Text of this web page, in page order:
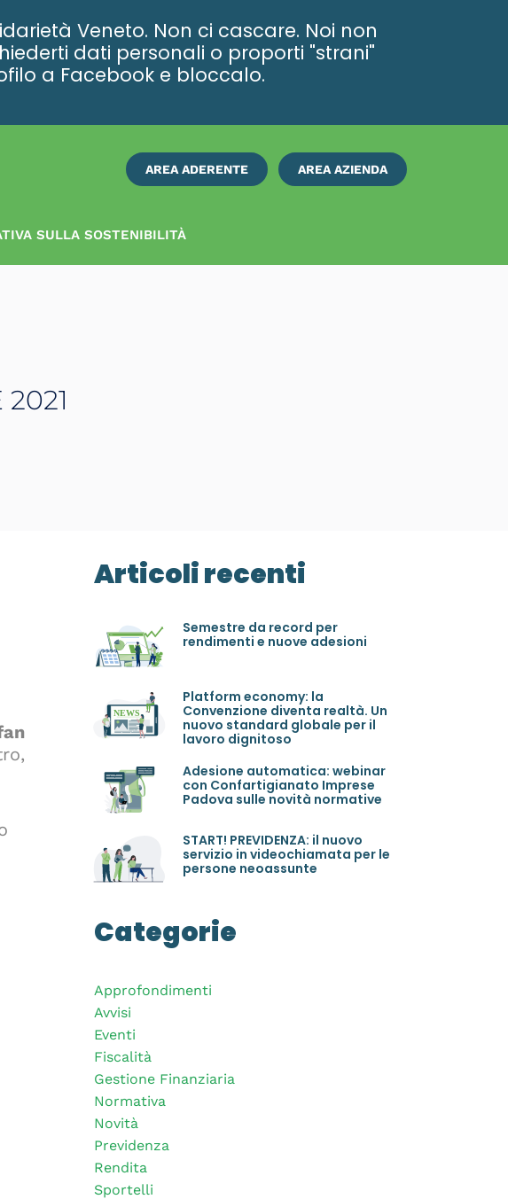
Veneto. Non ci cascare. Noi non
dati personali o proporti "strani"
a Facebook e bloccalo.
AREA ADERENTE AREA AZIENDA
SULLA SOSTENIBILITÀ
ISCRIVITI
Articoli recenti
Semestre da record per
rendimenti e nuove adesioni
Platform economy: la
Convenzione diventa realtà. Un
nuovo standard globale per il
lavoro dignitoso
Adesione automatica: webinar
con Confartigianato Imprese
Padova sulle novità normative
START! PREVIDENZA: il nuovo
servizio in videochiamata per le
persone neoassunte
Categorie
Approfondimenti
Avvisi
Eventi
Fiscalità
Gestione Finanziaria
Normativa
Novità
Previdenza
Rendita
Sportelli